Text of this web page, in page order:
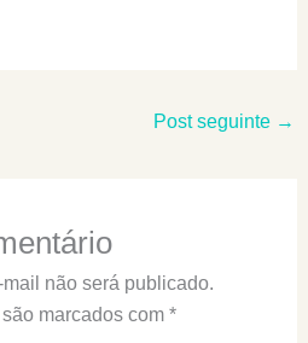
Post seguinte →
não será publicado.
marcados com *